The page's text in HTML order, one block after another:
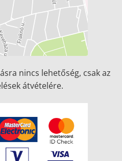
nincs lehetőség, csak az
átvételére.